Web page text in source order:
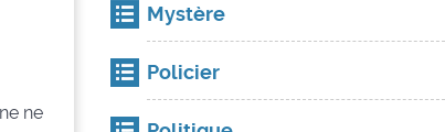
ne
Mystère
Policier